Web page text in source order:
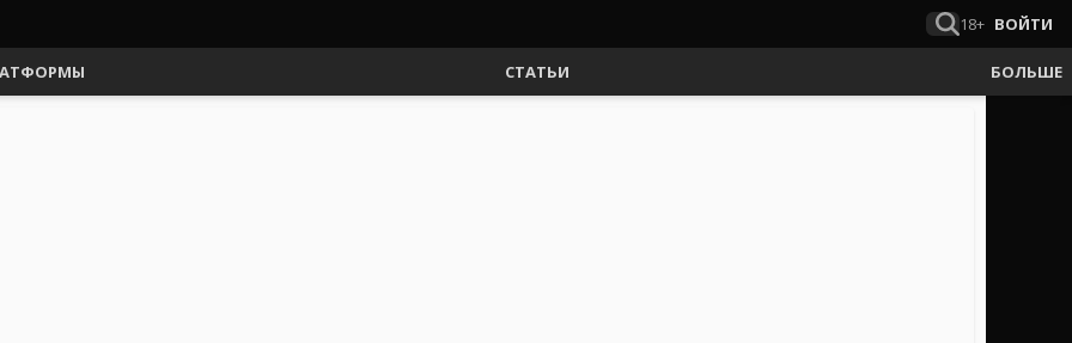
18+ ВОЙТИ
СТАТЬИ БОЛЬШЕ